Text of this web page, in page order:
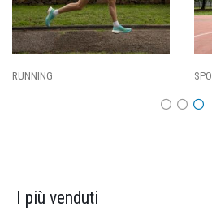
SPORT
I più venduti